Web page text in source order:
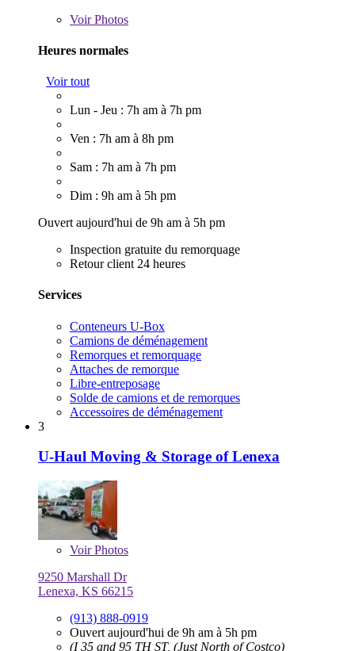
VoirPhotos
Heures normales
Voir tout
Lun - Jeu : 7h am à 7h pm
Ven : 7h am à 8h pm
Sam : 7h am à 7h pm
Dim : 9h am à 5h pm
Ouvert aujourd'hui de 9h am à 5h pm
Inspection gratuite du remorquage
Retour client 24 heures
Services
Conteneurs U-Box
Camions de déménagement
Remorques et remorquage
Attaches de remorque
Libre-entreposage
Solde de camions et de remorques
Accessoires de déménagement
3
U-Haul Moving & Storage of Lenexa
VoirPhotos
9250 Marshall Dr
Lenexa, KS 66215
(913) 888-0919
Ouvert aujourd'hui de 9h am à 5h pm
(I 35 and 95 TH ST, (Just North of Costco)